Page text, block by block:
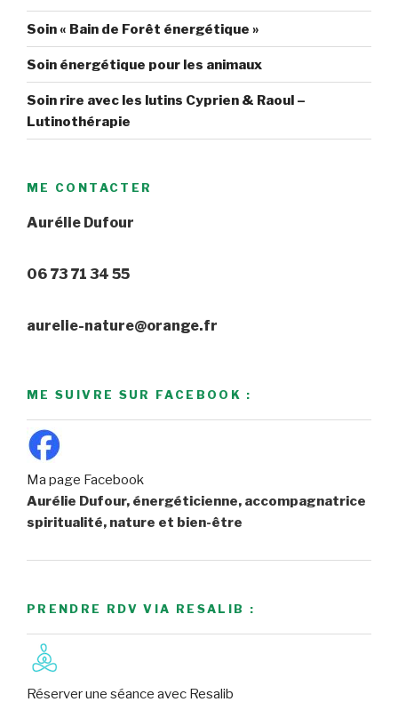
Soin « Bain de Forêt énergétique »
Soin énergétique pour les animaux
Soin rire avec les lutins Cyprien & Raoul –
Lutinothérapie
ME CONTACTER
Aurélie Dufour
06 73 71 34 55
aurelie-nature@orange.fr
ME SUIVRE SUR FACEBOOK :
Ma page Facebook
Aurélie Dufour, énergéticienne, accompagnatrice
spiritualité, nature et bien-être
PRENDRE RDV VIA RESALIB :
Réserver une séance avec Resalib